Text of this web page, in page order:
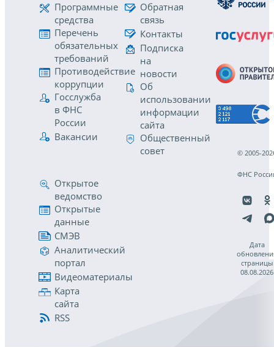
Программные
средства
Перечень
обязательных
требований
Противодействие
коррупции
Госслужба
в ФНС
России
Вакансии
Обратная
связь
Контакты
Подписка
на
новости
Об
использовании
информации
сайта
Общественный
совет
Открытое
ведомство
Открытые
данные
СМЭВ
Аналитический
портал
Видеоматериалы
Карта
сайта
RSS
© 2005-
ФНС
Дата
страницы
08.08.2026